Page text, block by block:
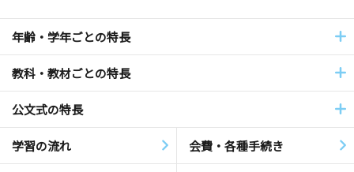
年齢・学年ごとの特長
教科・教材ごとの特長
公文式の特長
学習の流れ 会費・各種手続き